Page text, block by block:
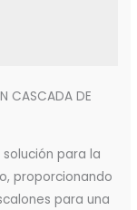
CASCADA DE
para la
proporcionando
para una